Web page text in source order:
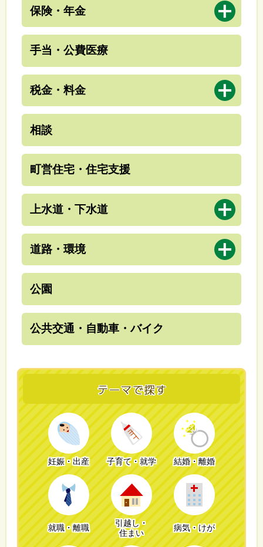
保険・年金
開
く
手当・公費医療
税金・料金
開
く
相談
町営住宅・住宅支援
上水道・下水道
開
く
道路・環境
開
く
公園
公共交通・自動車・バイク
妊娠・出産 子育て・就学 結婚・離婚
就職・離職
引越し・
住まい
病気・けが